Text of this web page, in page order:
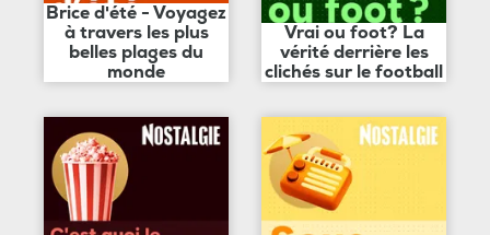
Brice d'été - Voyagez
à travers les plus
belles plages du
monde
Vrai ou foot? La
vérité derrière les
clichés sur le football